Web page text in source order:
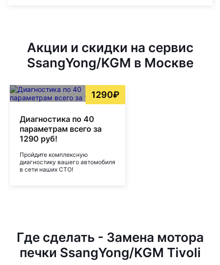
Акции и скидки на сервис
SsangYong/KGM в Москве
1290₽
Диагностика по 40
параметрам всего за
1290 руб!
Пройдите комплексную
диагностику вашего автомобиля
в сети наших СТО!
Где сделать - Замена мотора
печки SsangYong/KGM Tivoli